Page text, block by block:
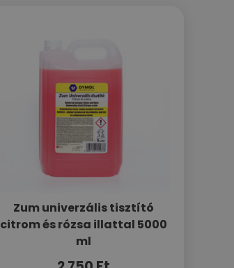
Zum univerzális tisztító
citrom és rózsa illattal 5000
ml